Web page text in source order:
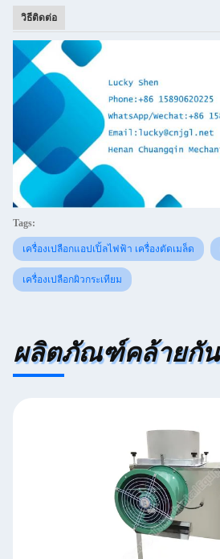
วิธีติดต่อ
Tags:
เครื่องเปลือกแอปเปิ้ลไฟฟ้า เครื่องตัดเมล็ด
เครื่องเปลือกผิวกระเทียม
ผลิตภัณฑ์คล้ายกัน